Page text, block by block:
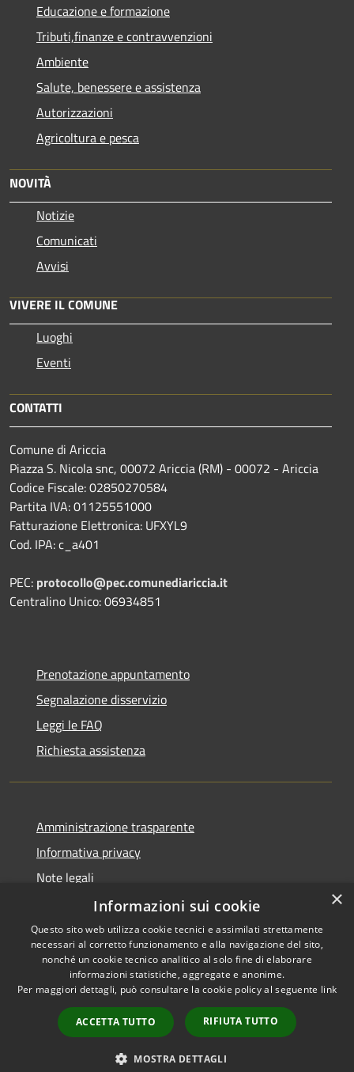
Educazione e formazione
Tributi,finanze e contravvenzioni
Ambiente
Salute, benessere e assistenza
Autorizzazioni
Agricoltura e pesca
NOVITÀ
Notizie
Comunicati
Avvisi
VIVERE IL COMUNE
Luoghi
Eventi
CONTATTI
Comune di Ariccia
Piazza S. Nicola snc, 00072 Ariccia (RM) - 00072 - Ariccia
Codice Fiscale: 02850270584
Partita IVA: 01125551000
Fatturazione Elettronica: UFXYL9
Cod. IPA: c_a401
PEC: protocollo@pec.comunediariccia.it
Centralino Unico: 06934851
Prenotazione appuntamento
Segnalazione disservizio
Leggi le FAQ
Richiesta assistenza
Amministrazione trasparente
Informativa privacy
Note legali
Dichiarazione di accessibilità
RSS
Accessibilità
Copyright © 2026 • Comune di
Municipium•
Accesso
redazione
×
Informazioni sui cookie
Questo sito web utilizza cookie tecnici e assimilati strettamente
necessari al corretto funzionamento e alla navigazione del sito,
nonché un cookie tecnico analitico al solo fine di elaborare
informazioni statistiche, aggregate e anonime.
Per maggiori dettagli, può consultare la cookie policy al seguente link
ACCETTA TUTTO RIFIUTA TUTTO
MOSTRA DETTAGLI